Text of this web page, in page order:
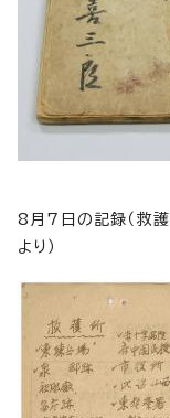
8月7日の記録（救護
より）